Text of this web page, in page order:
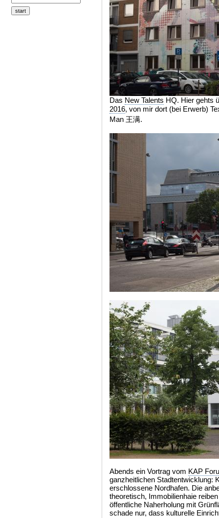
Das New Talents HQ. Hier gehts
2016, von mir dort (bei Erwerb)
Man 王满.
Abends ein Vortrag vom KAP
ganzheitlichen Stadtentwicklung:
erschlossene Nordhafen. Die
theoretisch, Immobilienhaie
öffentliche Naherholung mit
schade nur, dass kulturelle